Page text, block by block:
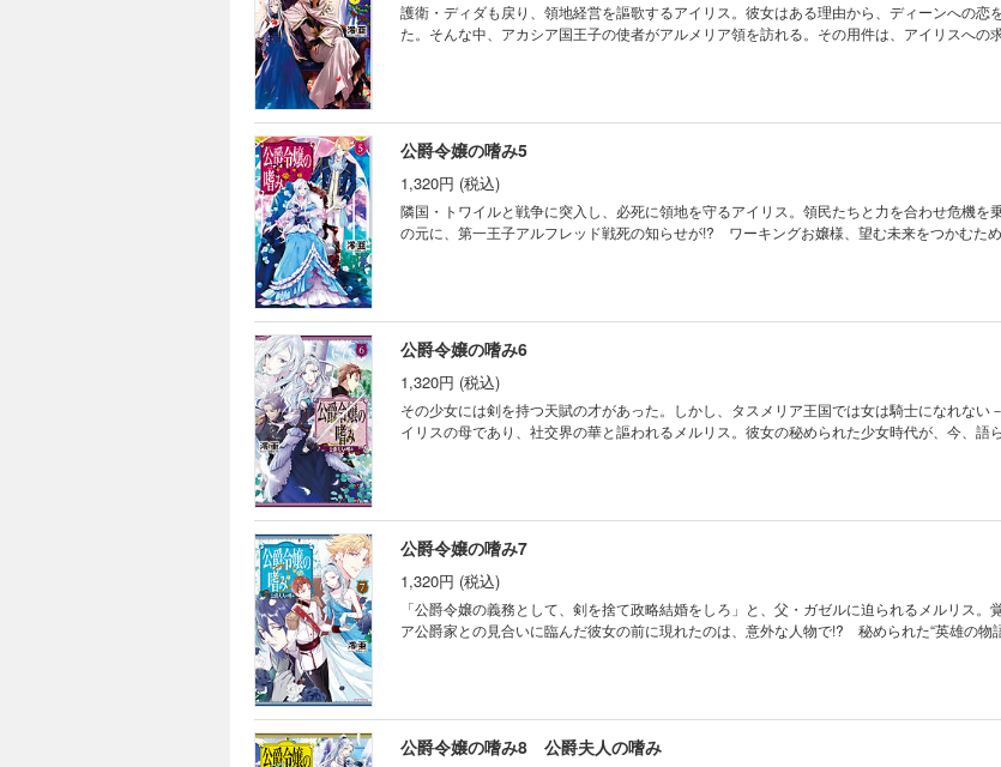
護衛・ディダも戻り、領地経営を謳歌するアイリス。彼女はある理由から、ディーンへの恋
た。そんな中、アカシア国王子の使者がアルメリア領を訪れる。その用件は、アイリスへ
公爵令嬢の嗜み5
1,320円 (税込)
隣国・トワイルと戦争に突入し、必死に領地を守るアイリス。領民たちと力を合わせ危機を
の元に、第一王子アルフレッド戦死の知らせが!? ワーキングお嬢様、望む未来をつかむため
公爵令嬢の嗜み6
1,320円 (税込)
その少女には剣を持つ天賦の才があった。しかし、タスメリア王国では女は騎士になれない
イリスの母であり、社交界の華と謳われるメルリス。彼女の秘められた少女時代が、今、
公爵令嬢の嗜み7
1,320円 (税込)
「公爵令嬢の義務として、剣を捨て政略結婚をしろ」と、父・ガゼルに迫られるメルリス。
ア公爵家との見合いに臨んだ彼女の前に現れたのは、意外な人物で!? 秘められた“英雄の物
公爵令嬢の嗜み8 公爵夫人の嗜み